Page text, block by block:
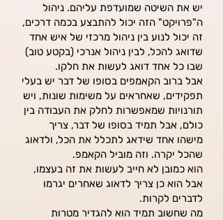
יש את השיטה שמועדפת עליהם. ניהול
ה"פרויקט" הזה יכול להתבצע בכמה דרכים,
זה יכול לנוע בין ניהול מרכזי של איש אחד
שדואג להכל, לבין ניהול אנרכי (בקטע טוב)
שבו כל אחד דואג לעשות את חלקו.
אבל ברוב הקאמפים בסופו של דבר יש בעלי
תפקידים, שאחראים על משימות שונות, ויש
תורנויות שמאפשרות לחלק את העבודה בין
כולם, אבל תמיד בסופו של דבר, צריך
מישהו אחד שידאג לתכלל את הכל, ולדאוג
שהכל יקרה. וזה מוביל הקאמפ.
הוא כמובן לא חייב לעשות את זה בעצמו,
אבל הוא כן צריך לדאוג שאחרים יגרמו
לדברים לקרות.
מה שחשוב תמיד הוא להגדיר מטרות